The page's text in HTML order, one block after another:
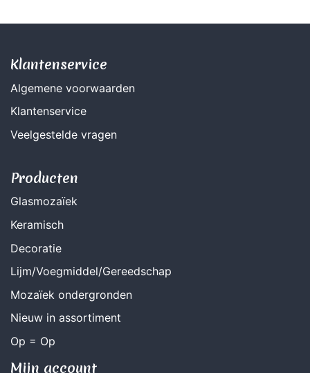
Klantenservice
Algemene voorwaarden
Klantenservice
Veelgestelde vragen
Producten
Glasmozaïek
Keramisch
Decoratie
Lijm/Voegmiddel/Gereedschap
Mozaïek ondergronden
Nieuw in assortiment
Op = Op
Mijn account